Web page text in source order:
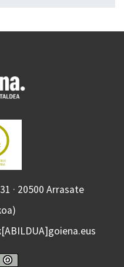
· 20500 Arrasate